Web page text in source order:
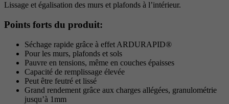
Lissage et égalisation des murs et plafonds à l’intérieur.
Points forts du produit:
Séchage rapide grâce à effet ARDURAPID®
Pour les murs, plafonds et sols
Pauvre en tensions, même en couches épaisses
Capacité de remplissage élevée
Peut être feutré et lissé
Grand rendement grâce aux charges allégées, granulométrie
jusqu’à 1mm